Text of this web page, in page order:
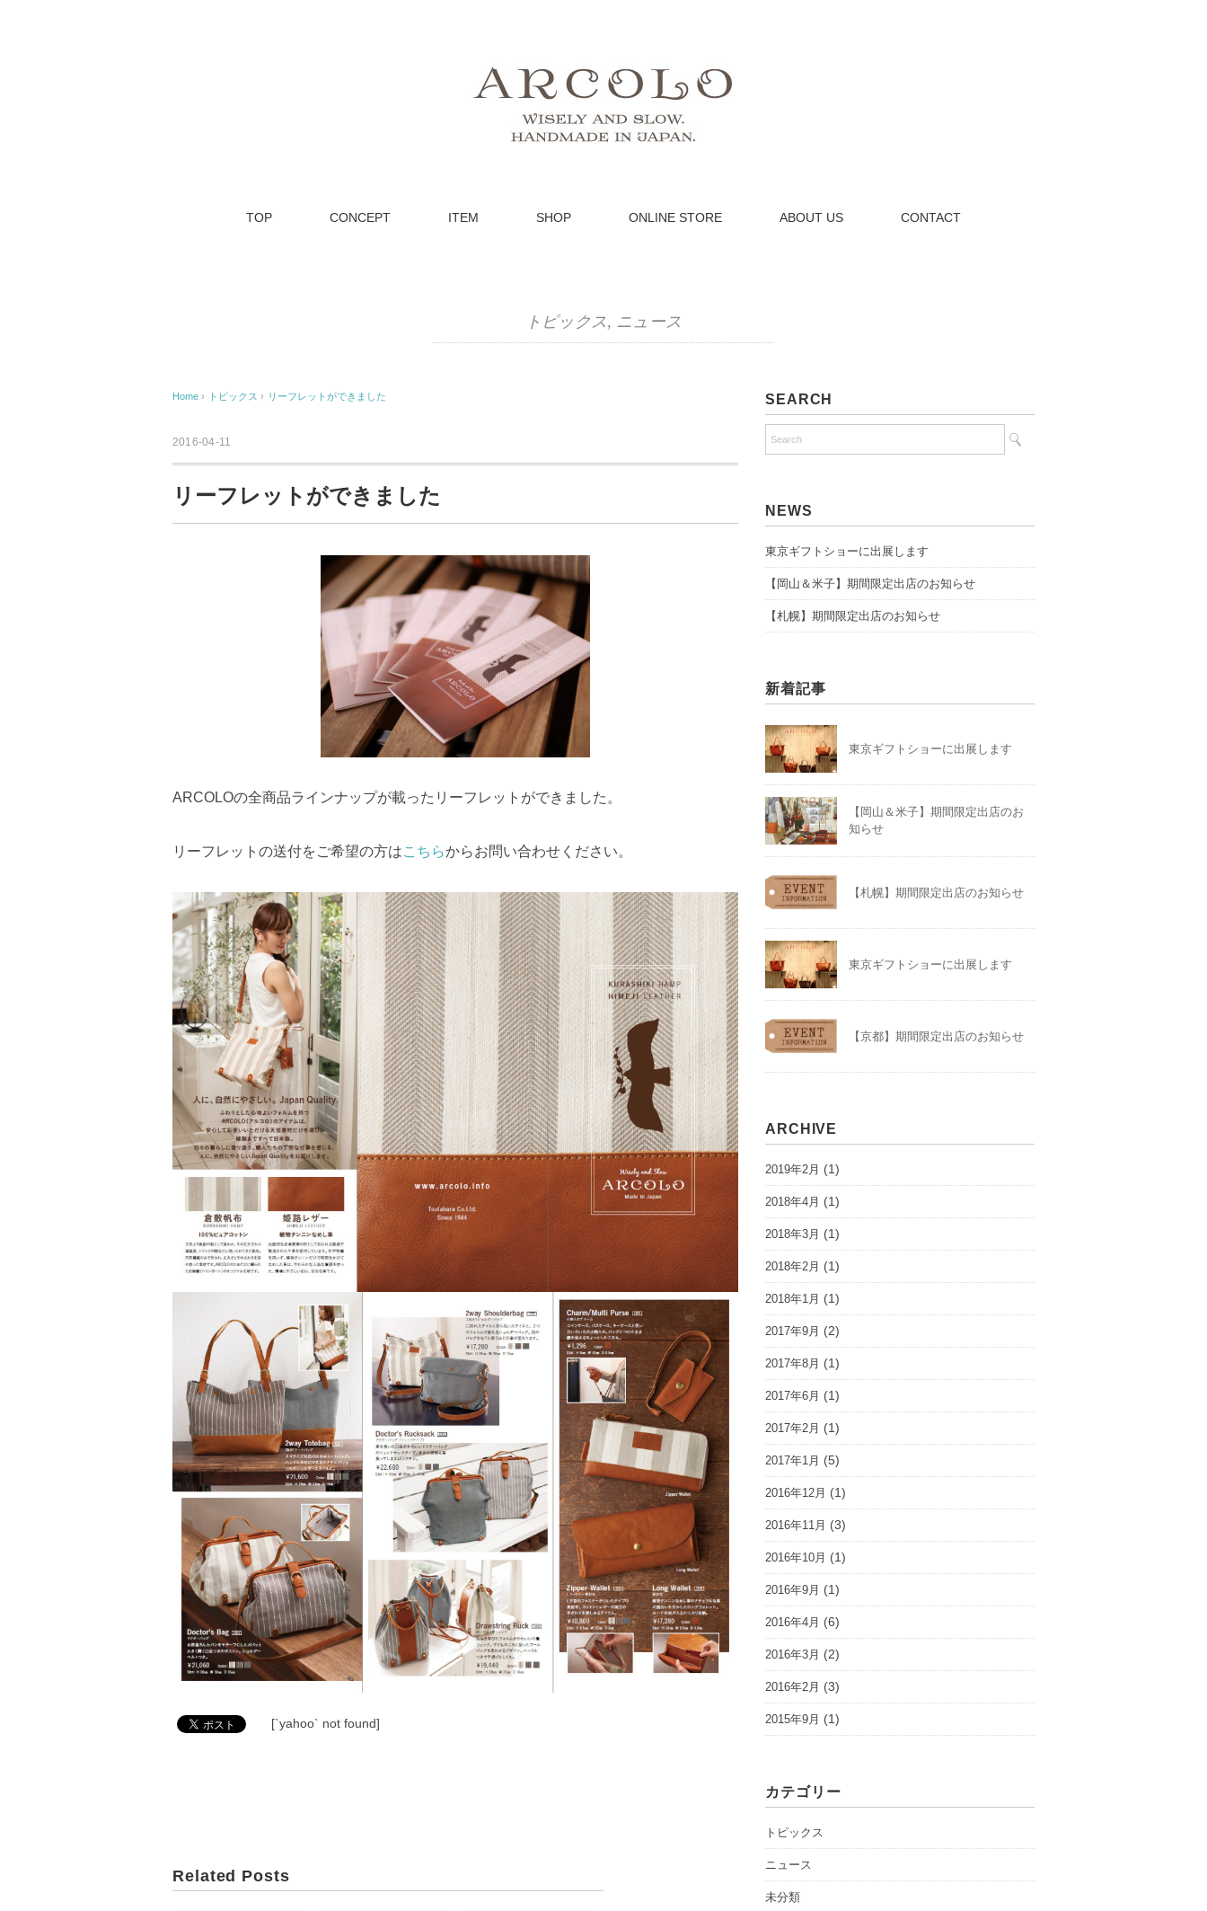
TOP CONCEPT ITEM SHOP ONLINE STORE ABOUT US CONTACT
トピックス, ニュース
Home › トピックス › リーフレットができました
2016-04-11
リーフレットができました
ARCOLOの全商品ラインナップが載ったリーフレットができました。
リーフレットの送付をご希望の方はこちらからお問い合わせください。
[`yahoo` not found]
Related Posts
SEARCH
NEWS
東京ギフトショーに出展します
【岡山＆米子】期間限定出店のお知らせ
【札幌】期間限定出店のお知らせ
新着記事
東京ギフトショーに出展します
【岡山＆米子】期間限定出店のお
知らせ
【札幌】期間限定出店のお知らせ
東京ギフトショーに出展します
【京都】期間限定出店のお知らせ
ARCHIVE
2019年2月 (1)
2018年4月 (1)
2018年3月 (1)
2018年2月 (1)
2018年1月 (1)
2017年9月 (2)
2017年8月 (1)
2017年6月 (1)
2017年2月 (1)
2017年1月 (5)
2016年12月 (1)
2016年11月 (3)
2016年10月 (1)
2016年9月 (1)
2016年4月 (6)
2016年3月 (2)
2016年2月 (3)
2015年9月 (1)
カテゴリー
トピックス
ニュース
未分類